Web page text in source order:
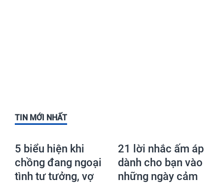
TIN MỚI NHẤT
5 biểu hiện khi
chồng đang ngoại
tình tư tưởng, vợ
21 lời nhắc ấm áp
dành cho bạn vào
những ngày cảm